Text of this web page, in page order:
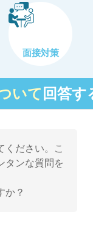
面接対策
いて 回答す
ください。こ
タンな質問を
か？